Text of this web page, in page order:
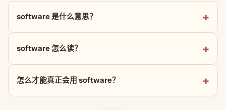
software 是什么意思？
software 怎么读？
怎么才能真正会用 software？